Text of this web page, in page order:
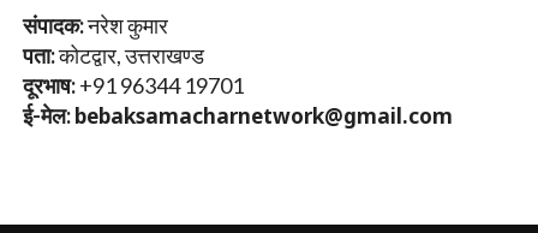
संपादक:नरेश कुमार
पता:कोटद्वार, उत्तराखण्ड
दूरभाष:+91 96344 19701
ई-मेल:bebaksamacharnetwork@gmail.com